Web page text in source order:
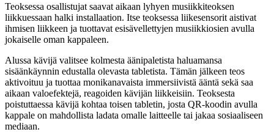
Teoksessa osallistujat saavat aikaan lyhyen musiikkiteoksen
liikkuessaan halki installaation. Itse teoksessa liikesensorit aistivat
ihmisen liikkeen ja tuottavat esisävellettyjen musiikkiosien avulla
jokaiselle oman kappaleen.
Alussa kävijä valitsee kolmesta äänipaletista haluamansa
sisäänkäynnin edustalla olevasta tabletista. Tämän jälkeen teos
aktivoituu ja tuottaa monikanavaista immersiivistä ääntä sekä saa
aikaan valoefektejä, reagoiden kävijän liikkeisiin. Teoksesta
poistuttaessa kävijä kohtaa toisen tabletin, josta QR-koodin avulla
kappale on mahdollista ladata omalle laitteelle tai jakaa sosiaaliseen
mediaan.